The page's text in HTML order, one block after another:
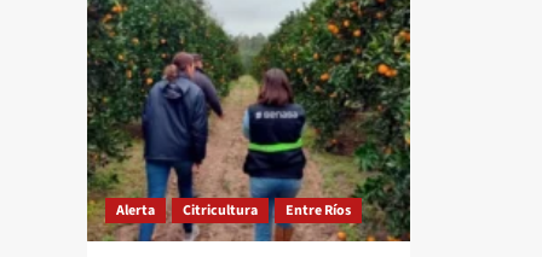
concesión
de
la
hidrovía
puede
provocar
“un
daño
irreparable”
sobre
la
Alerta Citricultura Entre Ríos